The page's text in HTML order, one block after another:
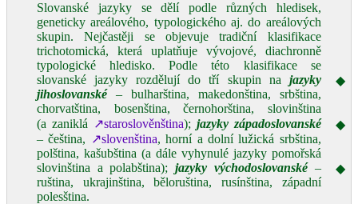
Slovanské jazyky se dělí podle různých hledisek,
geneticky areálového, typologického aj. do areálových
skupin. Nejčastěji se objevuje tradiční klasifikace
trichotomická, která uplatňuje vývojové, diachronně
typologické hledisko. Podle této klasifikace se
slovanské jazyky rozdělují do tří skupin na jazyky
jihoslovanské– bulharština, makedonština, srbština,
chorvatština, bosenština, černohorština, slovinština
(a zaniklá ↗staroslověnština); jazyky západoslovanské
– čeština, ↗slovenština, horní a dolní lužická srbština,
polština, kašubština (a dále vyhynulé jazyky pomořská
slovinština a polabština);jazyky východoslovanské–
ruština, ukrajinština, běloruština, rusínština, západní
polesština.
◆
◆
◆